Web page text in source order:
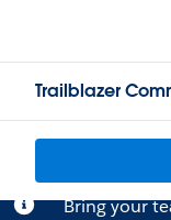
Trailblazer
Bring your